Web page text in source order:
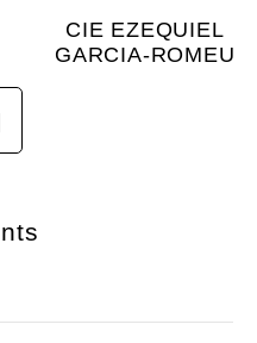
CIE EZEQUIEL
GARCIA-ROMEU